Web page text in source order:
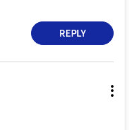
REPLY